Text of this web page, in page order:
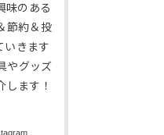
味のある
節約＆投
いきます
やグッズ
します！